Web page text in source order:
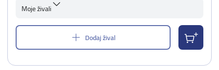
Moje živali
Dodaj žival